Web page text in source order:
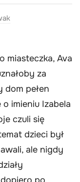
miasteczka, Ava
za
dom pełen
imieniu Izabela
czuli się
dzieci był
ale nigdy
po